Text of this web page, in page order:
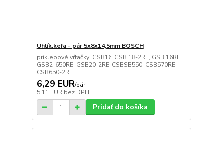
Uhlík.kefa - pár 5x8x14,5mm BOSCH
príklepové vŕtačky: GSB16, GSB 18-2RE, GSB 16RE,
GSB2-650RE, GSB20-2RE, CSBSB550, CSB570RE,
CSB650-2RE
6,29 EUR/pár
5,11 EUR bez DPH
Pridať do košíka